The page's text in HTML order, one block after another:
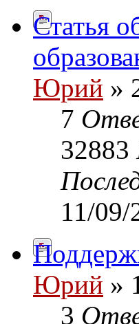
Статья
Юрий »
7
32883
11/09/
Юрий »
3